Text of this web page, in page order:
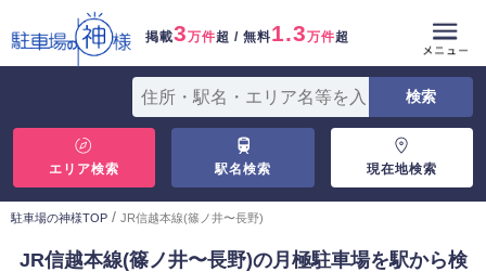
掲載3万件超 / 無料1.3万件超
エリア検索 駅名検索 現在地検索
駐車場の神様TOP / JR信越本線(篠ノ井〜長野)
JR信越本線(篠ノ井〜長野)の月極駐車場を駅から検